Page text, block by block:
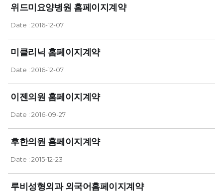
위드미요양병원 홈페이지계약
Date : 2016-12-07
미클리닉 홈페이지계약
Date : 2016-12-07
이젠의원 홈페이지계약
Date : 2016-09-27
후한의원 홈페이지계약
Date : 2015-12-23
루비성형외과 외국어홈페이지계약